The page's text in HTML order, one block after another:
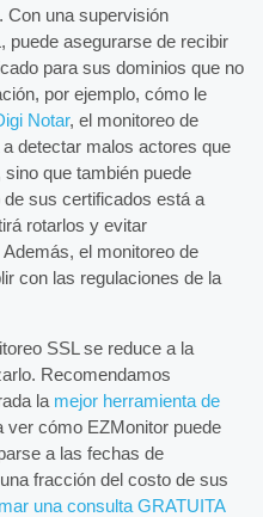
Con una supervisión
puede asegurarse de recibir
para sus dominios que no
por ejemplo, cómo le
Notar, el monitoreo de
detectar malos actores que
que también puede
sus certificados está a
rotarlos y evitar
el monitoreo de
con las regulaciones de la
SSL se reduce a la
Recomendamos
la mejor herramienta de
ver cómo EZMonitor puede
a las fechas de
fracción del costo de sus
una consulta GRATUITA